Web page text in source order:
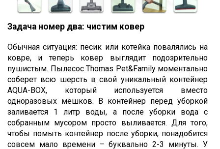
Задача номер два: чистим ковер
Обычная ситуация: песик или котейка повалялись на
ковре, и теперь ковер выглядит подозрительно
пушистым. Пылесос Thomas Pet&Family моментально
соберет всю шерсть в свой уникальный контейнер
AQUA-BOX, который используется вместо
одноразовых мешков. В контейнер перед уборкой
заливается 1 литр воды, а после уборки вода с
собранным мусором просто выливается. Для того,
чтобы помыть контейнер после уборки, понадобится
совсем мало времени – буквально 2-3 минуты. У